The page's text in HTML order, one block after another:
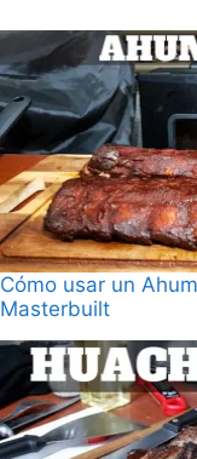
Cómo usar un
Masterbuilt
Fecha